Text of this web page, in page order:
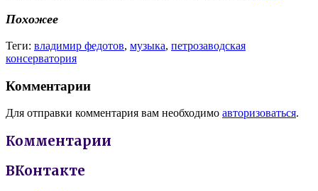
Похожее
Теги: владимир федотов, музыка, петрозаводская
консерватория
Комментарии
Для отправки комментария вам необходимо авторизоваться.
Комментарии
ВКонтакте